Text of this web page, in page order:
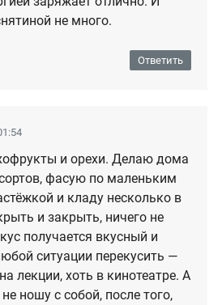
не много.
Ответить
и орехи. Делаю дома
фасую по маленьким
и кладу несколько в
и закрыть, ничего не
получается вкусный и
ситуации перекусить —
лекции, хоть в кинотеатре. А
ношу с собой, после того,